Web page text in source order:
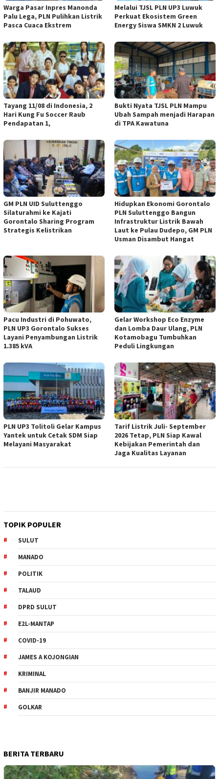
Warga Pasar Inpres Manonda
Palu Lega, PLN Pulihkan Listrik
Pasca Cuaca Ekstrem
Melalui TJSL PLN UP3 Luwuk
Perkuat Ekosistem Green
Energy Siswa SMKN 2 Luwuk
Tayang 11/08 di Indonesia, 2
Hari Kung Fu Soccer Raub
Pendapatan 1,
Bukti Nyata TJSL PLN Mampu
Ubah Sampah menjadi Harapan
di TPA Kawatuna
GM PLN UID Suluttenggo
Silaturahmi ke Kajati
Gorontalo Sharing Program
Strategis Kelistrikan
Hidupkan Ekonomi Gorontalo
PLN Suluttenggo Bangun
Infrastruktur Listrik Bawah
Laut ke Pulau Dudepo, GM PLN
Usman Disambut Hangat
Pacu Industri di Pohuwato,
PLN UP3 Gorontalo Sukses
Layani Penyambungan Listrik
1.385 kVA
Gelar Workshop Eco Enzyme
dan Lomba Daur Ulang, PLN
Kotamobagu Tumbuhkan
Peduli Lingkungan
PLN UP3 Tolitoli Gelar Kampus
Yantek untuk Cetak SDM Siap
Melayani Masyarakat
Tarif Listrik Juli- September
2026 Tetap, PLN Siap Kawal
Kebijakan Pemerintah dan
Jaga Kualitas Layanan
TOPIK POPULER
SULUT
MANADO
POLITIK
TALAUD
DPRD SULUT
E2L-MANTAP
COVID-19
JAMES A KOJONGIAN
KRIMINAL
BANJIR MANADO
GOLKAR
BERITA TERBARU